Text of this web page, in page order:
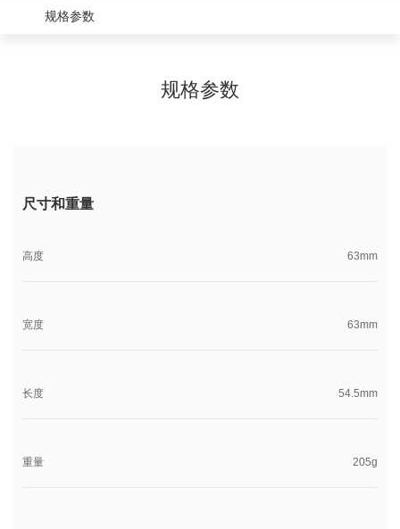
规格参数
规格参数
尺寸和重量
高度 63mm
宽度 63mm
长度 54.5mm
重量 205g